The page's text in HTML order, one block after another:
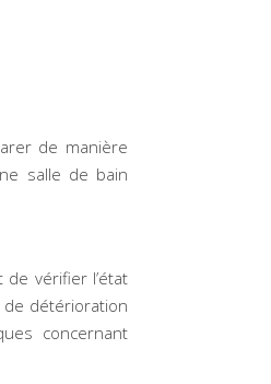
de manière
salle de bain
vérifier l’état
détérioration
concernant